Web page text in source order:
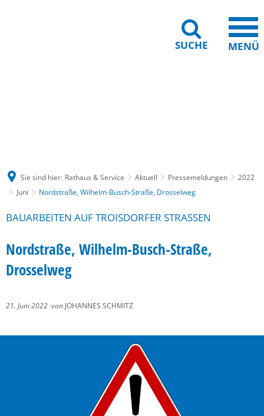
SUCHE MENÜ
Sie sind hier: Rathaus & Service Aktuell Pressemeldungen
2022
Juni
Nordstraße, Wilhelm-Busch-Straße, Drosselweg
BAUARBEITEN AUF TROISDORFER STRASSEN
Nordstraße, Wilhelm-Busch-Straße,
Drosselweg
21. Juni 2022 von JOHANNES SCHMITZ